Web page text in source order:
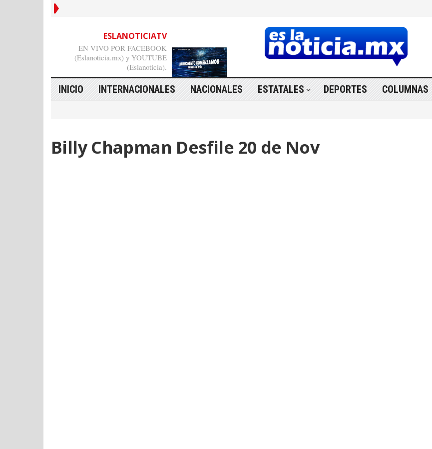
ESLANOTICIATV
EN VIVO POR FACEBOOK
(Eslanoticia.mx) y YOUTUBE
(Eslanoticia).
INICIO INTERNACIONALES NACIONALES ESTATALES DEPORTES COLUMNAS
Billy Chapman Desfile 20 de Nov